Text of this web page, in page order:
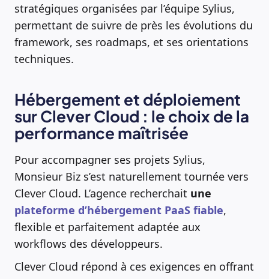
stratégiques organisées par l’équipe Sylius,
permettant de suivre de près les évolutions du
framework, ses roadmaps, et ses orientations
techniques.
Hébergement et déploiement
sur Clever Cloud : le choix de la
performance maîtrisée
Pour accompagner ses projets Sylius,
Monsieur Biz s’est naturellement tournée vers
Clever Cloud. L’agence recherchait une
plateforme d’hébergement PaaS fiable,
flexible et parfaitement adaptée aux
workflows des développeurs.
Clever Cloud répond à ces exigences en offrant